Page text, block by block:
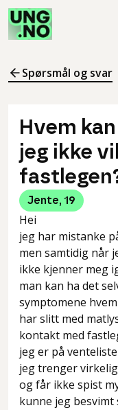
Spørsmål og svar
Hvem
jeg ikke
Jente, 19
Hei
jeg har mistanke
men samtidig når
ikke kjenner meg
man kan ha det
symptomene
har slitt med
kontakt med
jeg er på
jeg trenger
og får ikke spist
kunne jeg